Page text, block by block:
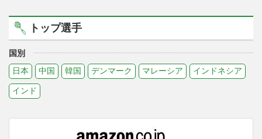
トップ選手
国別
日本
中国 韓国 デンマーク マレーシア インドネシア
インド